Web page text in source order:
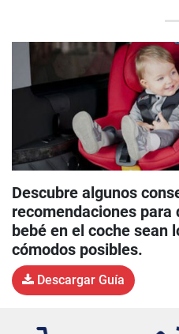
Descubre algunos
recomendaciones para
bebé en el coche sean
cómodos posibles.
Descargar Guía